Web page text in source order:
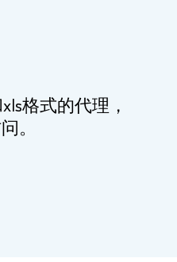
格式的代理，
。